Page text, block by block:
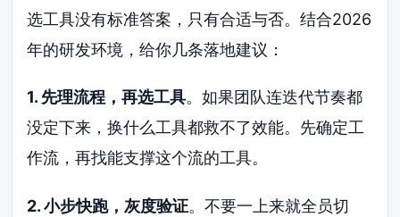
选工具没有标准答案，只有合适与否。结合2026
年的研发环境，给你几条落地建议：
1. 先理流程，再选工具。如果团队连迭代节奏都
没定下来，换什么工具都救不了效能。先确定工
作流，再找能支撑这个流的工具。
2. 小步快跑，灰度验证。不要一上来就全员切